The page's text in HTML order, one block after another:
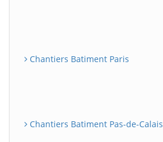
Chantiers Batiment Paris
Chantiers Batiment Pas-de-Calais